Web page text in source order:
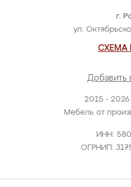
2015 -
Мебель от
ИНН:
ОГРНИП:
г.
ул.
СХЕМА
Добавить